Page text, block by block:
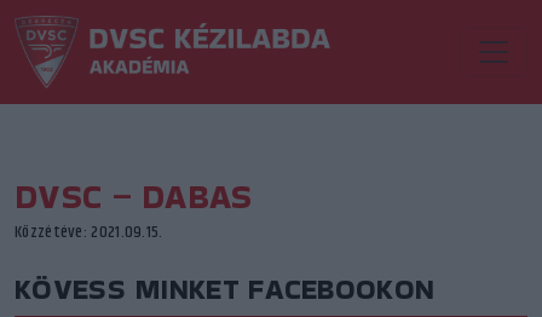
DVSC – DABAS
Közzétéve: 2021.09.15.
KÖVESS MINKET FACEBOOKON